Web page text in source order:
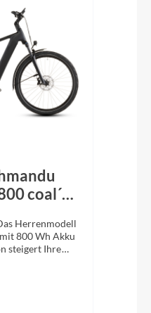
coal´n
Herrenmodell
800 Wh Akku
steigert Ihre